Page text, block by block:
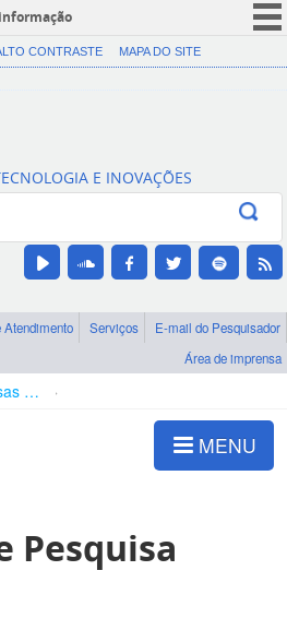
CORONAVÍRUS (COVID-19)
Canais
CONTRASTE MAPA DO SITE
E INOVAÇÕES
Atendimento Serviços
E-mail do Pesquisador
Área de imprensa
Bolsas e Auxílios Vigentes
MENU
Pesquisa